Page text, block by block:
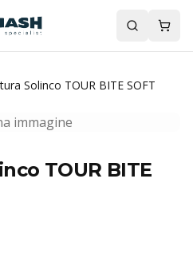
Solinco TOUR BITE SOFT
immagine
TOUR BITE